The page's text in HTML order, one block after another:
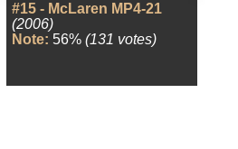
#15 - McLaren MP4-21
(2006)
Note: 56% (131 votes)